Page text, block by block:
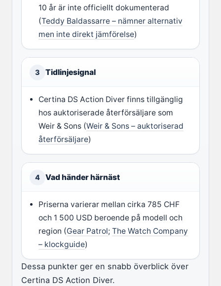
10 år är inte officiellt dokumenterad
(Teddy Baldassarre – nämner alternativ
men inte direkt jämförelse)
3 Tidlinjesignal
Certina DS Action Diver finns tillgänglig
hos auktoriserade återförsäljare som
Weir & Sons (Weir & Sons – auktoriserad
återförsäljare)
4 Vad händer härnäst
Priserna varierar mellan cirka 785 CHF
och 1 500 USD beroende på modell och
region (Gear Patrol;The Watch Company
– klockguide)
Dessa punkter ger en snabb överblick över
Certina DS Action Diver.